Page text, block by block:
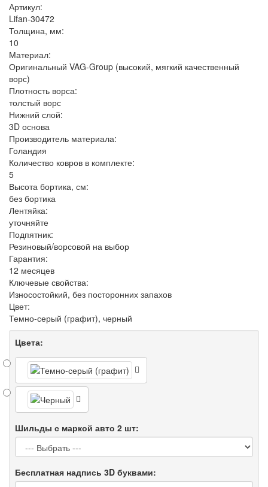
Артикул:
Lifan-30472
Толщина, мм:
10
Материал:
Оригинальный VAG-Group (высокий, мягкий качественный
ворс)
Плотность ворса:
толстый ворс
Нижний слой:
3D основа
Производитель материала:
Голандия
Количество ковров в комплекте:
5
Высота бортика, см:
без бортика
Лентяйка:
уточняйте
Подпятник:
Резиновый/ворсовой на выбор
Гарантия:
12 месяцев
Ключевые свойства:
Износостойкий, без посторонних запахов
Цвет:
Темно-серый (графит), черный
Цвета:
Шильды с маркой авто 2 шт:
Бесплатная надпись 3D буквами: